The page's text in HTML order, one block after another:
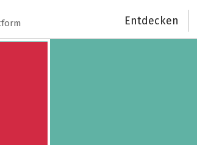
Entdecken
Schließen